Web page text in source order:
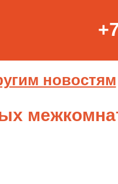
новостям